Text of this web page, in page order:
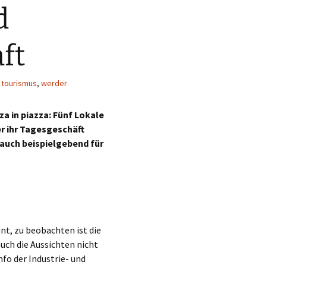
tourismus, werder
in piazza: Fünf Lokale
ihr Tagesgeschäft
beispielgebend für
zu beobachten ist die
die Aussichten nicht
der Industrie- und